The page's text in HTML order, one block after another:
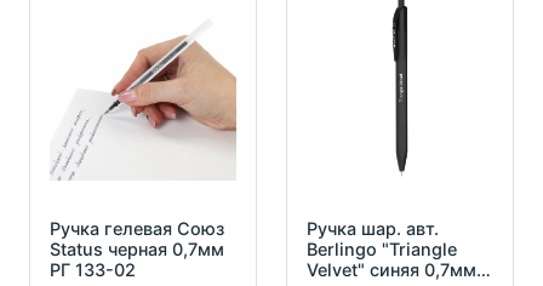
Ручка гелевая Союз
Status черная 0,7мм
РГ 133-02
Ручка шар. авт.
Berlingo "Triangle
Velvet" синяя 0,7мм